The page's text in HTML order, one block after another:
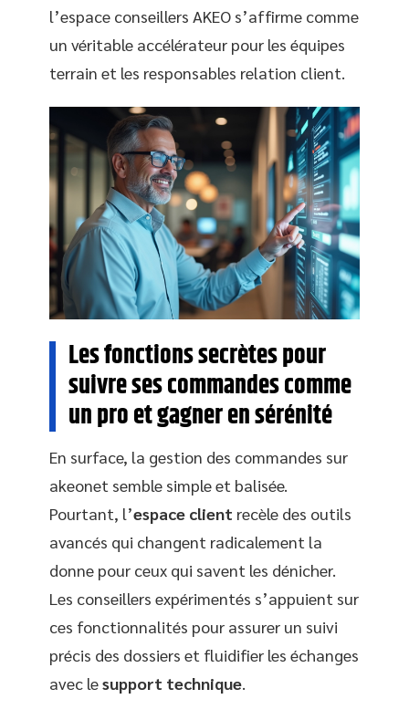
l’espace conseillers AKEO s’affirme comme
un véritable accélérateur pour les équipes
terrain et les responsables relation client.
Les fonctions secrètes pour
suivre ses commandes comme
un pro et gagner en sérénité
En surface, la gestion des commandes sur
akeonet semble simple et balisée.
Pourtant, l’espace client recèle des outils
avancés qui changent radicalement la
donne pour ceux qui savent les dénicher.
Les conseillers expérimentés s’appuient sur
ces fonctionnalités pour assurer un suivi
précis des dossiers et fluidifier les échanges
avec lesupport technique.